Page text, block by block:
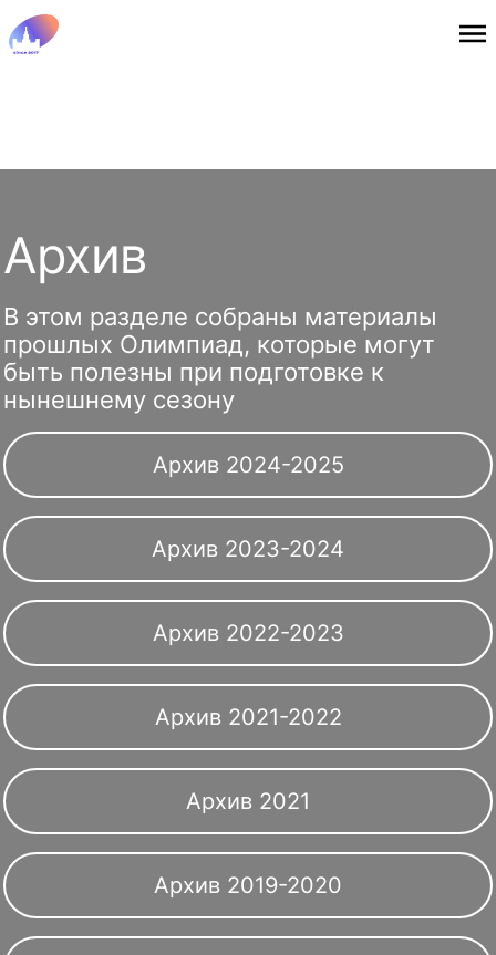
Архив
В этом разделе собраны материалы
прошлых Олимпиад, которые могут
быть полезны при подготовке к
нынешнему сезону
Архив 2024-2025
Архив 2023-2024
Архив 2022-2023
Архив 2021-2022
Архив 2021
Архив 2019-2020